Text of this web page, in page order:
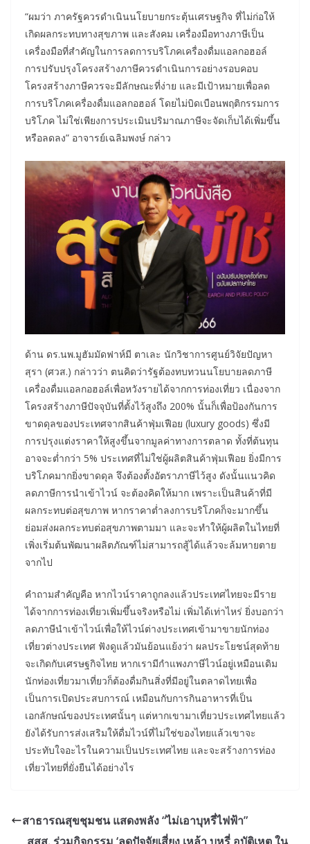
“ผมว่า ภาครัฐควรดำเนินนโยบายกระตุ้นเศรษฐกิจ ที่ไม่ก่อให้
เกิดผลกระทบทางสุขภาพ และสังคม เครื่องมือทางภาษีเป็น
เครื่องมือที่สำคัญในการลดการบริโภคเครื่องดื่มแอลกอฮอล์
การปรับปรุงโครงสร้างภาษีควรดำเนินการอย่างรอบคอบ
โครงสร้างภาษีควรจะมีลักษณะที่ง่าย และมีเป้าหมายเพื่อลด
การบริโภคเครื่องดื่มแอลกอฮอล์ โดยไม่บิดเบือนพฤติกรรมการ
บริโภค ไม่ใช่เพียงการประเมินปริมาณภาษีจะจัดเก็บได้เพิ่มขึ้น
หรือลดลง” อาจารย์เฉลิมพงษ์ กล่าว
ด้าน ดร.นพ.มูฮัมมัดฟาห์มี ตาเละ นักวิชาการศูนย์วิจัยปัญหา
สุรา (ศวส.) กล่าวว่า ตนคิดว่ารัฐต้องทบทวนนโยบายลดภาษี
เครื่องดื่มแอลกอฮอล์เพื่อหวังรายได้จากการท่องเที่ยว เนื่องจาก
โครงสร้างภาษีปัจจุบันที่ตั้งไว้สูงถึง 200% นั้นก็เพื่อป้องกันการ
ขาดดุลของประเทศจากสินค้าฟุ่มเฟือย (luxury goods) ซึ่งมี
การปรุงแต่งราคาให้สูงขึ้นจากมูลค่าทางการตลาด ทั้งที่ต้นทุน
อาจจะต่ำกว่า 5% ประเทศที่ไม่ใช่ผู้ผลิตสินค้าฟุ่มเฟือย ยิ่งมีการ
บริโภคมากยิ่งขาดดุล จึงต้องตั้งอัตราภาษีไว้สูง ดังนั้นแนวคิด
ลดภาษีการนำเข้าไวน์ จะต้องคิดให้มาก เพราะเป็นสินค้าที่มี
ผลกระทบต่อสุขภาพ หากราคาต่ำลงการบริโภคก็จะมากขึ้น
ย่อมส่งผลกระทบต่อสุขภาพตามมา และจะทำให้ผู้ผลิตในไทยที่
เพิ่งเริ่มต้นพัฒนาผลิตภัณฑ์ไม่สามารถสู้ได้แล้วจะล้มหายตาย
จากไป
คำถามสำคัญคือ หากไวน์ราคาถูกลงแล้วประเทศไทยจะมีราย
ได้จากการท่องเที่ยวเพิ่มขึ้นจริงหรือไม่ เพิ่มได้เท่าไหร่ ยิ่งบอกว่า
ลดภาษีนำเข้าไวน์เพื่อให้ไวน์ต่างประเทศเข้ามาขายนักท่อง
เที่ยวต่างประเทศ ฟังดูแล้วมันย้อนแย้งว่า ผลประโยชน์สุดท้าย
จะเกิดกับเศรษฐกิจไทย หากเรามีกำแพงภาษีไวน์อยู่เหมือนเดิม
นักท่องเที่ยวมาเที่ยวก็ต้องดื่มกินสิ่งที่มีอยู่ในตลาดไทยเพื่อ
เป็นการเปิดประสบการณ์ เหมือนกับการกินอาหารที่เป็น
เอกลักษณ์ของประเทศนั้นๆ แต่หากเขามาเที่ยวประเทศไทยแล้ว
ยังได้รับการส่งเสริมให้ดื่มไวน์ที่ไม่ใช่ของไทยแล้วเขาจะ
ประทับใจอะไรในความเป็นประเทศไทย และจะสร้างการท่อง
เที่ยวไทยที่ยั่งยืนได้อย่างไร
สาธารณสุขชุมชน แสดงพลัง “ไม่เอาบุหรี่ไฟฟ้า”